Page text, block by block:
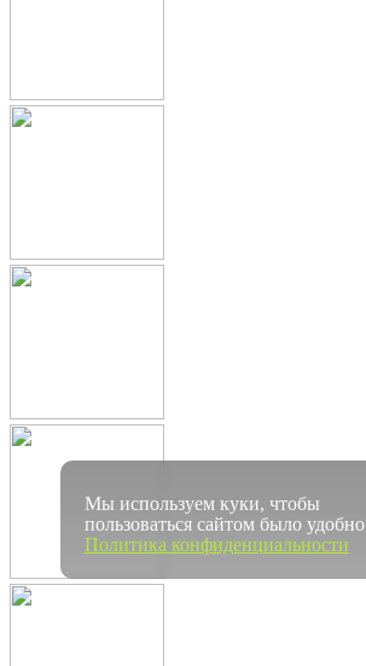
Мы используем куки, чтобы
пользоваться сайтом было удобно
Политика конфиденциальности